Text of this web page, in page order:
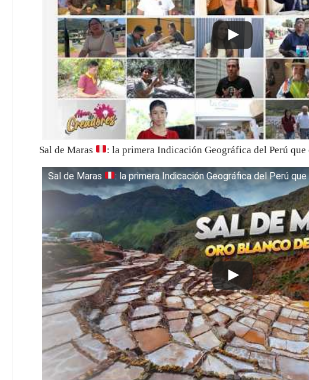
Sal de Maras : la primera Indicación Geográfica del Perú
Sal de Maras : la primera Indicación Geográfica del Perú